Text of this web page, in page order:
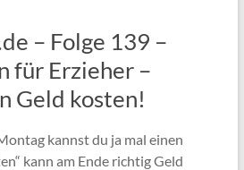
– Folge 139 –
für Erzieher –
Geld kosten!
kannst du ja mal einen
kann am Ende richtig Geld